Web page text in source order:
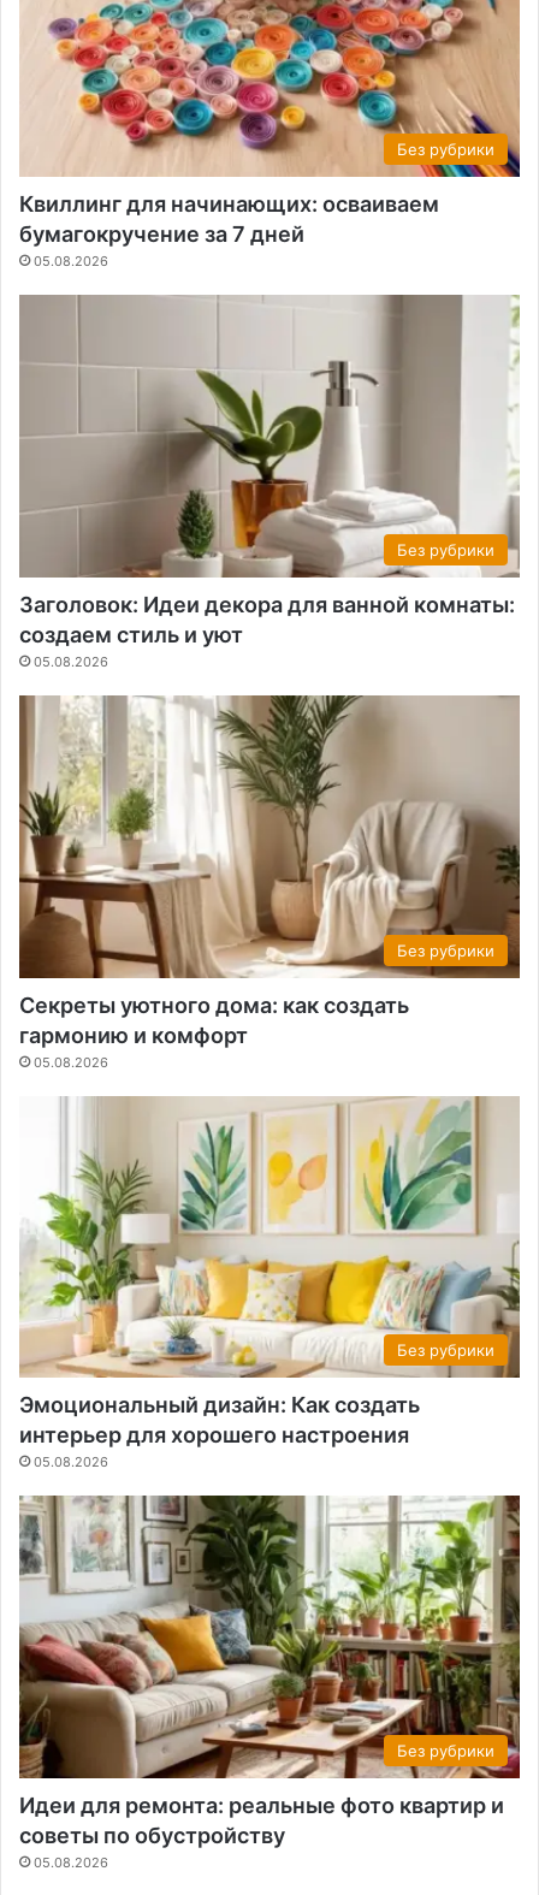
Без рубрики
Квиллинг для начинающих: осваиваем
бумагокручение за 7 дней
05.08.2026
Без рубрики
Заголовок: Идеи декора для ванной комнаты:
создаем стиль и уют
05.08.2026
Без рубрики
Секреты уютного дома: как создать
гармонию и комфорт
05.08.2026
Без рубрики
Эмоциональный дизайн: Как создать
интерьер для хорошего настроения
05.08.2026
Без рубрики
Идеи для ремонта: реальные фото квартир и
советы по обустройству
05.08.2026